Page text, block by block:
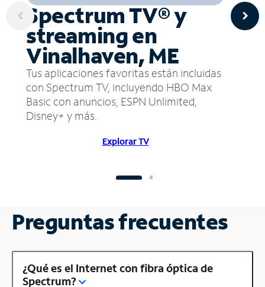
Spectrum TV® y
streaming en
Vinalhaven, ME
Tus aplicaciones favoritas están incluidas
con Spectrum TV, incluyendo HBO Max
Basic con anuncios, ESPN Unlimited,
Disney+ y más.
Explorar TV
Preguntas frecuentes
¿Qué es el Internet con fibra óptica de
Spectrum?